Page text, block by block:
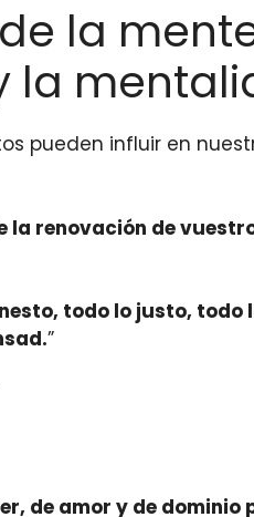
la
la
pueden influir en
la renovación de
todo lo justo,
”
de amor y de dominio